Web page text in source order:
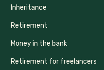
Inheritance
Retirement
Money in the bank
Retirement for freelancers